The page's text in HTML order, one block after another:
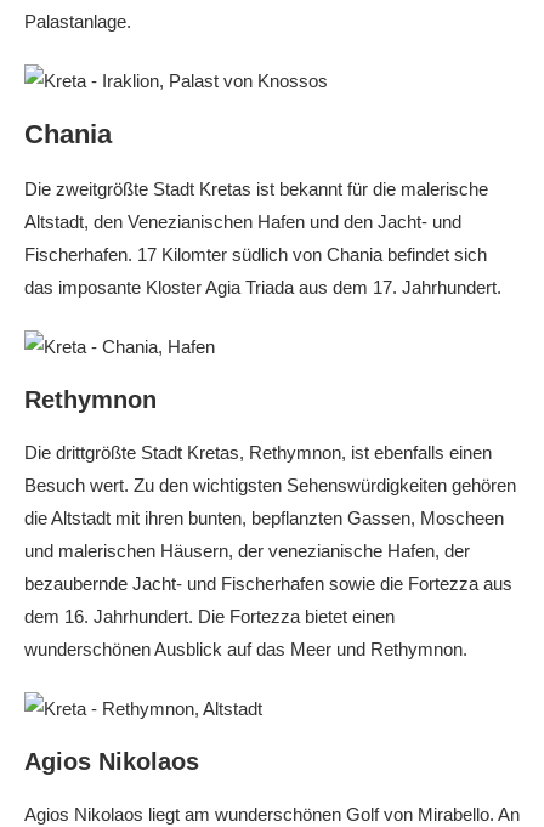
Palastanlage.
Chania
Die zweitgrößte Stadt Kretas ist bekannt für die malerische
Altstadt, den Venezianischen Hafen und den Jacht- und
Fischerhafen. 17 Kilomter südlich von Chania befindet sich
das imposante Kloster Agia Triada aus dem 17. Jahrhundert.
Rethymnon
Die drittgrößte Stadt Kretas, Rethymnon, ist ebenfalls einen
Besuch wert. Zu den wichtigsten Sehenswürdigkeiten gehören
die Altstadt mit ihren bunten, bepflanzten Gassen, Moscheen
und malerischen Häusern, der venezianische Hafen, der
bezaubernde Jacht- und Fischerhafen sowie die Fortezza aus
dem 16. Jahrhundert. Die Fortezza bietet einen
wunderschönen Ausblick auf das Meer und Rethymnon.
Agios Nikolaos
Agios Nikolaos liegt am wunderschönen Golf von Mirabello. An